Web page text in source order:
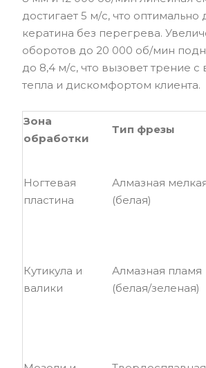
достигает 5 м/с, что оптимально
кератина без перегрева.
оборотов до 20 000 об/мин
до 8,4 м/с, что вызовет трение
тепла и дискомфортом клиента.
Зона
обработки
Тип фрезы
Ногтевая
пластина
Алмазная
(белая)
Кутикула и
валики
Алмазная пламя
(белая/зеленая)